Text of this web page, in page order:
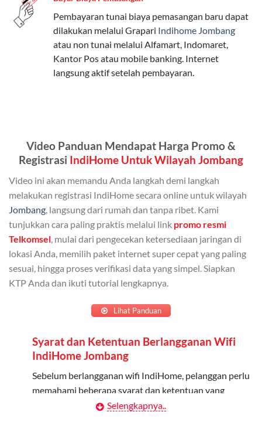
Paket Telkomsel One dengan Kuota Keluarga
Salah satu fitur unggulan Telkomsel One adalah Paket
Kuota Keluarga. Dengan kuota hingga 30 GB, Anda
bisa membagikan internet kepada anggota keluarga
atau teman tanpa perlu khawatir kehabisan kuota.
Admin (pelanggan utama) dan anggota yang terdaftar.
Admin dapat mendaftarkan hingga 5 anggota
keluarga atau teman untuk menggunakan kuota ini.
Berlaku Nasional
Kuota keluarga bisa digunakan di seluruh Indonesia
untuk jaringan 2G, 3G, dan 4G.
Kuota ini hanya bisa digunakan di dalam negeri.
Cara Menggunakan Kuota Keluarga
Daftarkan Anggota: Admin dapat mendaftarkan anggota
melalui aplikasi MyTelkomsel atau website Telkomsel One.
Bagikan Kuota: Setelah terdaftar, anggota bisa langsung
Pembayaran tunai biaya pemasangan baru dapat
dilakukan melalui Grapari Indihome Jombang
atau non tunai melalui Alfamart, Indomaret,
Kantor Pos atau mobile banking. Internet
langsung aktif setelah pembayaran.
Video Panduan Mendapat Harga Promo &
Registrasi IndiHome Untuk Wilayah Jombang
Video ini akan memandu Anda langkah demi langkah
melakukan registrasi IndiHome secara online untuk wilayah
Jombang , langsung dari rumah dan tanpa ribet. Kami
tunjukkan cara paling praktis melalui link promo resmi
Telkomsel , mulai dari pengecekan ketersediaan jaringan di
lokasi Anda, memilih paket internet super cepat yang paling
sesuai, hingga proses verifikasi data yang simpel. Siapkan
KTP Anda dan ikuti tutorial lengkapnya.
Lihat Panduan
Syarat dan Ketentuan Berlangganan Wifi
IndiHome Jombang
Sebelum berlangganan wifi IndiHome, pelanggan perlu
memahami beberapa syarat dan ketentuan yang
Selengkapnya..